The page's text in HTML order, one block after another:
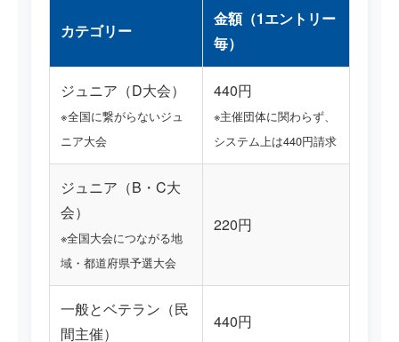
カテゴリー
金額（1エントリー
毎）
ジュニア（D大会）
※全国に繋がらないジュ
ニア大会
440円
※主催団体に関わらず、
システム上は440円請求
ジュニア（B・C大
会）
※全国大会につながる地
域・都道府県予選大会
220円
一般とベテラン（民
間主催）
440円